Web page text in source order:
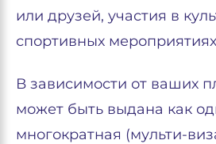
или друзей, участия в
спортивных
В зависимости от ваших
может быть выдана как
многократная (мульти-